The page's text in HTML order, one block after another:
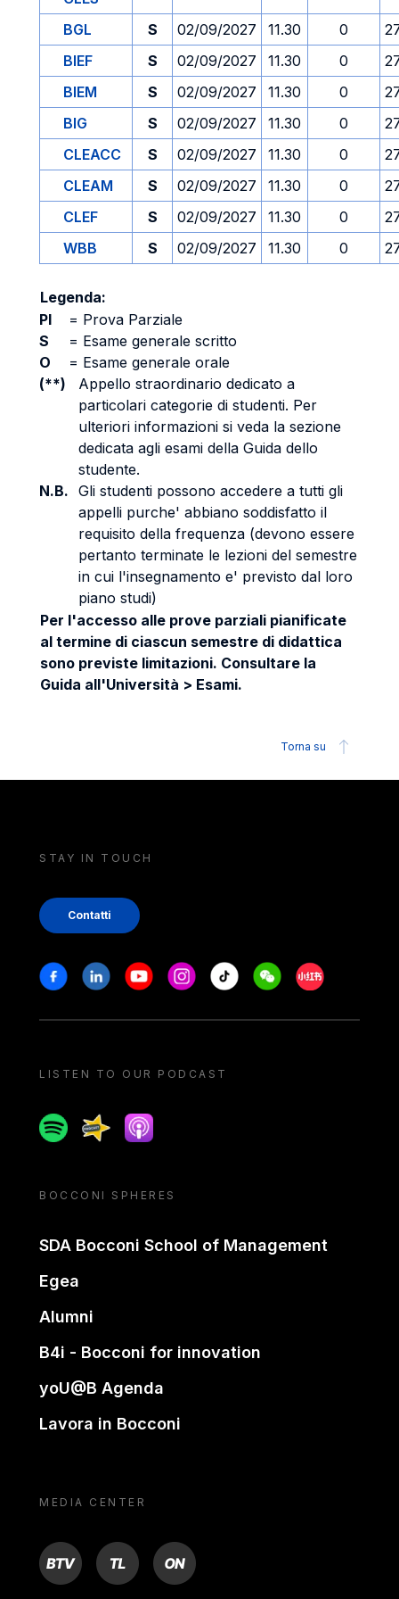
BGL
S 02/09/2027 11.30 0
BIEF
S 02/09/2027 11.30 0
BIEM
S 02/09/2027 11.30 0
BIG
S 02/09/2027 11.30 0
CLEACC
S 02/09/2027 11.30 0
CLEAM
S 02/09/2027 11.30 0
CLEF
S 02/09/2027 11.30 0
WBB
S 02/09/2027 11.30 0
Legenda:
PI
= Prova Parziale
S
= Esame generale scritto
O
= Esame generale orale
(**)
Appello straordinario dedicato a
particolari categorie di studenti. Per
ulteriori informazioni si veda la sezione
dedicata agli esami della Guida dello
studente.
N.B. Gli studenti possono accedere a tutti gli
appelli purche' abbiano soddisfatto il
requisito della frequenza (devono essere
pertanto terminate le lezioni del semestre
in cui l'insegnamento e' previsto dal loro
piano studi)
Per l'accesso alle prove parziali pianificate
al termine di ciascun semestre di didattica
sono previste limitazioni. Consultare la
Guida all'Università > Esami.
Torna su
STAY IN TOUCH
Contatti
Stay in touch
FacebookLinkedinYoutubeInstagram
Tiktok WeechatXiaohongshu/
LISTEN TO OUR PODCAST
SpotifySpreakerApple podcast
BOCCONI SPHERES
SDA Bocconi School of Management
Egea
Alumni
B4i - Bocconi for innovation
yoU@B Agenda
Lavora in Bocconi
MEDIA CENTER
BTV TL ON